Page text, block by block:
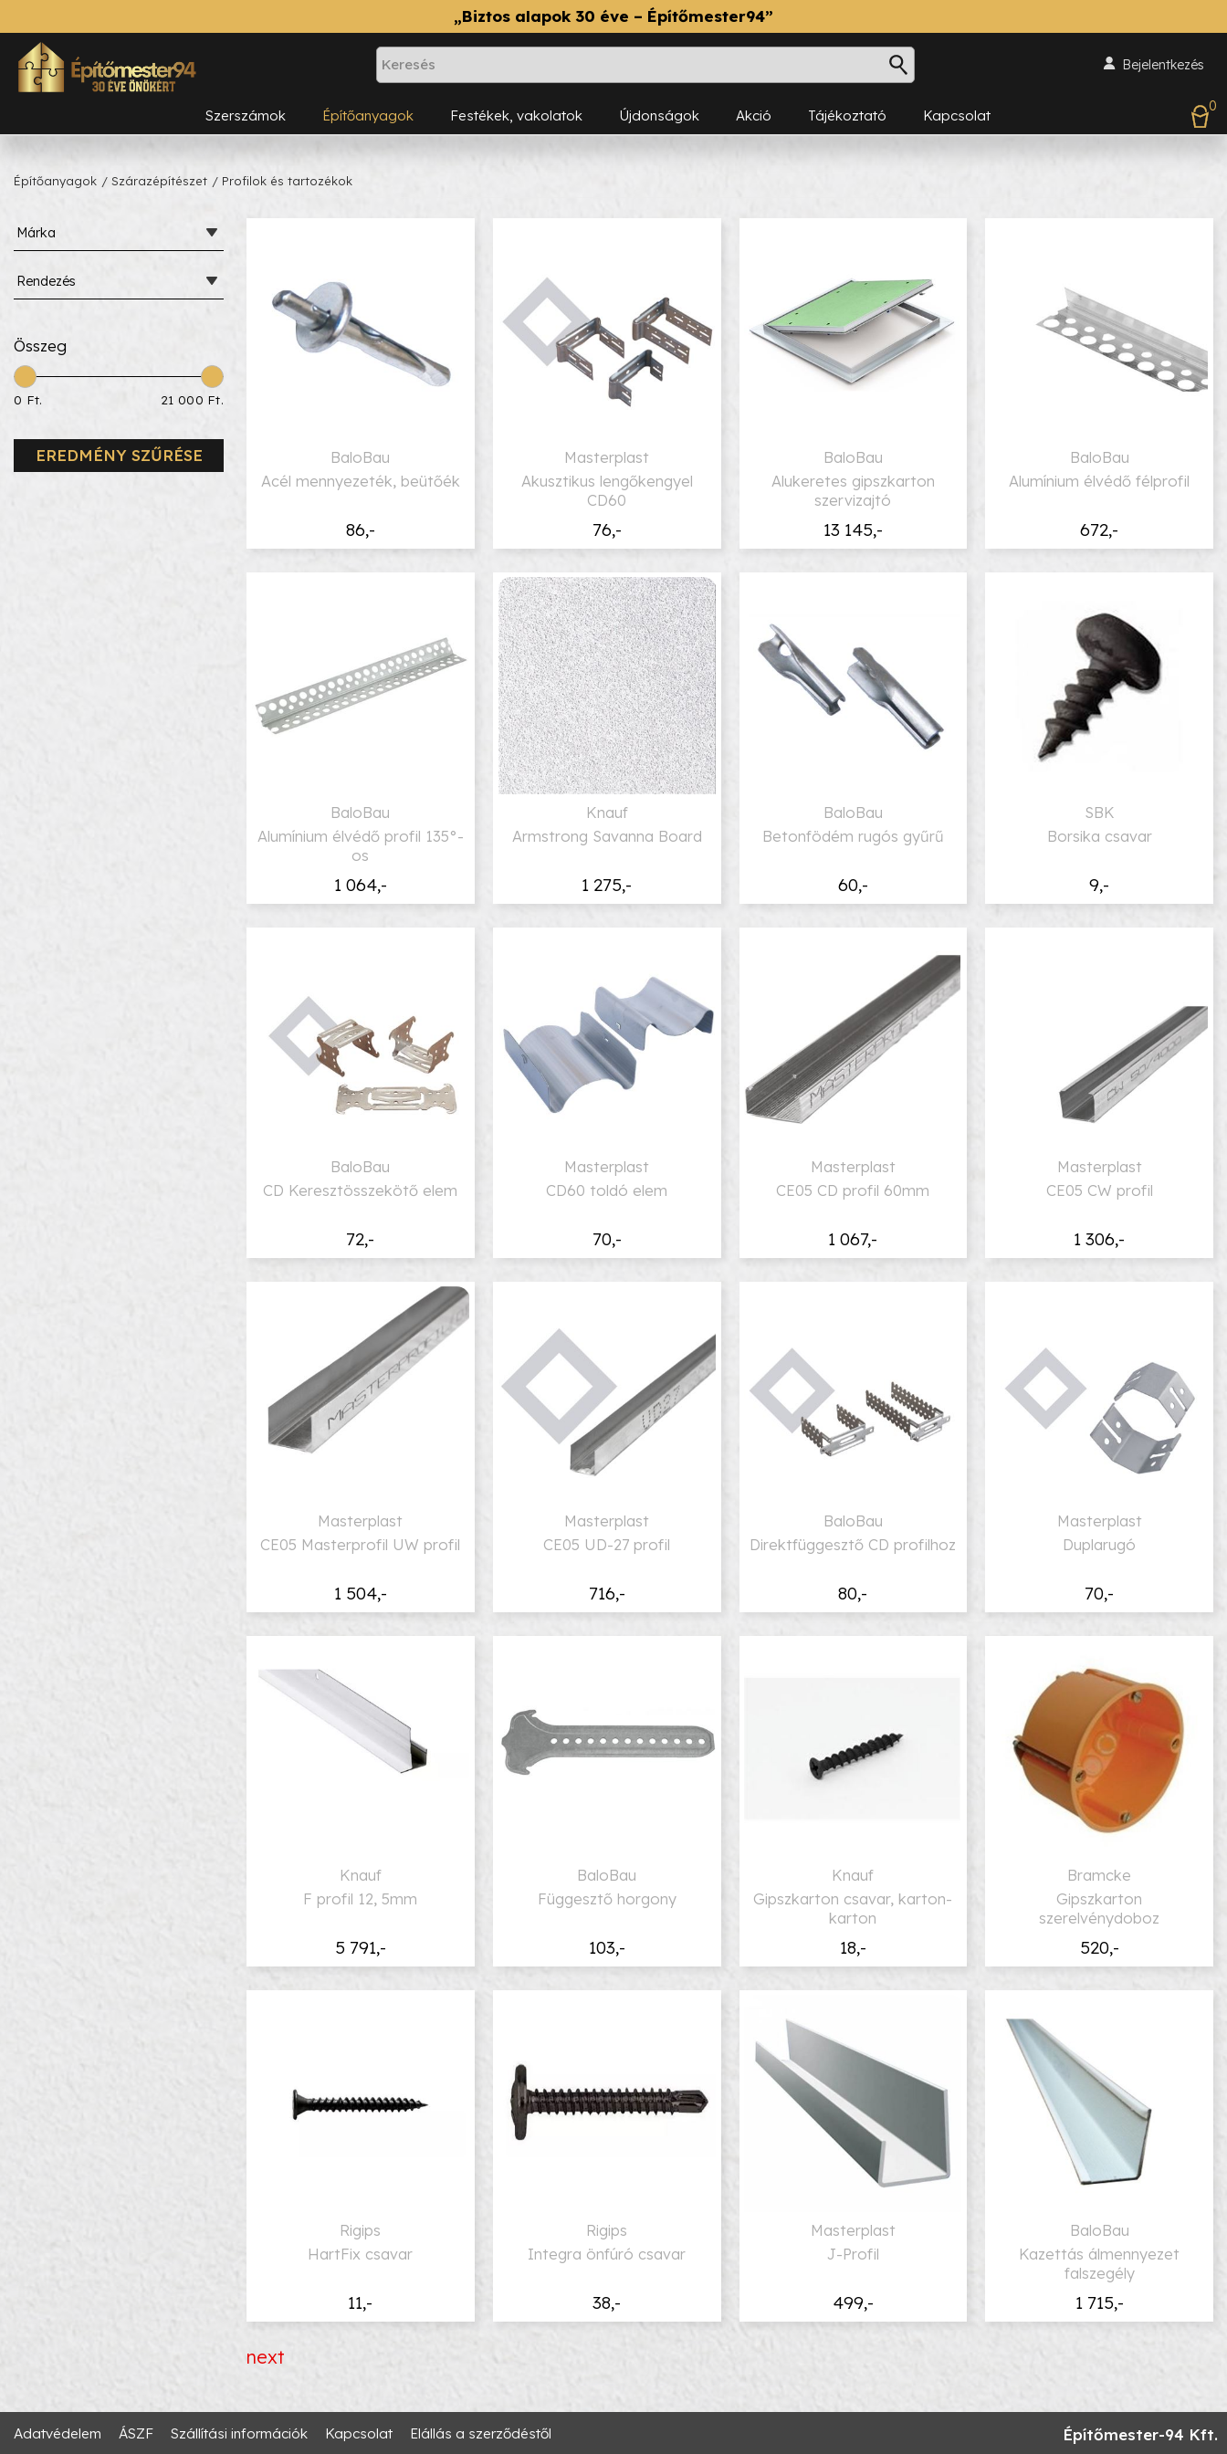
„Biztos alapok 30 éve – Építőmester94”
Bejelentkezés
Szerszámok Építőanyagok Festékek, vakolatok Újdonságok Akció Tájékoztató Kapcsolat
0
Építőanyagok / Szárazépítészet / Profilok és tartozékok
86,-
BaloBau
Acél mennyezeték, beütőék
76,-
Masterplast
Akusztikus lengőkengyel
CD60
13 145,-
BaloBau
Alukeretes gipszkarton
szervizajtó
672,-
BaloBau
Alumínium élvédő félprofil
1 064,-
BaloBau
Alumínium élvédő profil 135°-
os
1 275,-
Knauf
Armstrong Savanna Board
60,-
BaloBau
Betonfödém rugós gyűrű
9,-
SBK
Borsika csavar
72,-
BaloBau
CD Keresztösszekötő elem
70,-
Masterplast
CD60 toldó elem
1 067,-
Masterplast
CE05 CD profil 60mm
1 306,-
Masterplast
CE05 CW profil
1 504,-
Masterplast
CE05 Masterprofil UW profil
716,-
Masterplast
CE05 UD-27 profil
80,-
BaloBau
Direktfüggesztő CD profilhoz
70,-
Masterplast
Duplarugó
5 791,-
Knauf
F profil 12, 5mm
103,-
BaloBau
Függesztő horgony
18,-
Knauf
Gipszkarton csavar, karton-
karton
520,-
Bramcke
Gipszkarton
szerelvénydoboz
11,-
Rigips
HartFix csavar
38,-
Rigips
Integra önfúró csavar
499,-
Masterplast
J-Profil
1 715,-
BaloBau
Kazettás álmennyezet
falszegély
next
Márka
Rendezés
Összeg
0 Ft. 21 000 Ft.
EREDMÉNY SZŰRÉSE
Adatvédelem ÁSZF Szállítási információk Kapcsolat Elállás a szerződéstől
Építőmester-94 Kft.